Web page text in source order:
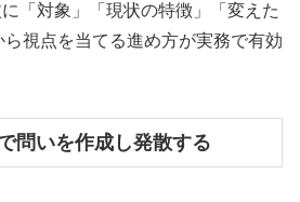
「対象」「現状の特徴」「変えた
視点を当てる進め方が実務で有効
問いを作成し発散する